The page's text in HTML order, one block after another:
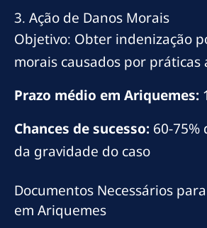
3. Ação de Danos Morais
Objetivo: Obter indenização
morais causados por práticas
Prazo médio em Ariquemes:
Chances de sucesso: 60-75%
da gravidade do caso
Documentos Necessários
em Ariquemes